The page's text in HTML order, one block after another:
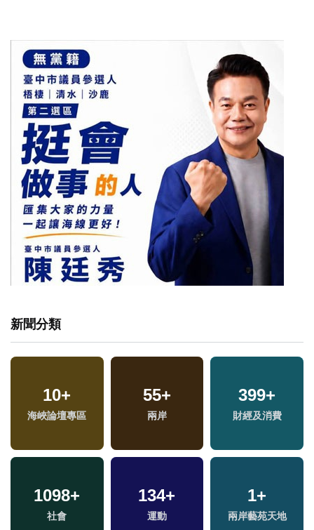
新聞分類
10+
海峽論壇專區
55+
兩岸
399+
財經及消費
1098+
社會
134+
運動
1+
兩岸藝苑天地